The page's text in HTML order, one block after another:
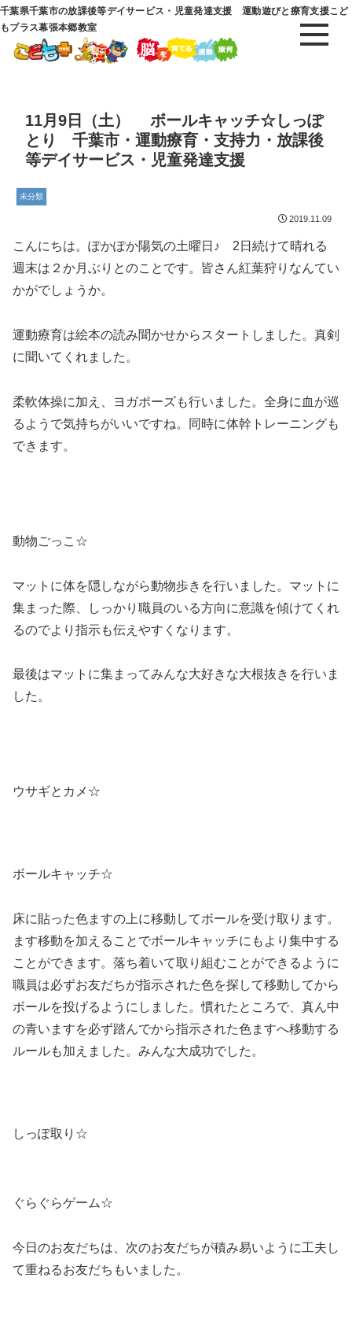
千葉県千葉市の放課後等デイサービス・児童発達支援 運動遊びと療育支援こど
もプラス幕張本郷教室
11月9日（土） ボールキャッチ☆しっぽ
とり 千葉市・運動療育・支持力・放課後
等デイサービス・児童発達支援
未分類
2019.11.09
こんにちは。ぽかぽか陽気の土曜日♪ 2日続けて晴れる
週末は２か月ぶりとのことです。皆さん紅葉狩りなんてい
かがでしょうか。
運動療育は絵本の読み聞かせからスタートしました。真剣
に聞いてくれました。
柔軟体操に加え、ヨガポーズも行いました。全身に血が巡
るようで気持ちがいいですね。同時に体幹トレーニングも
できます。
動物ごっこ☆
マットに体を隠しながら動物歩きを行いました。マットに
集まった際、しっかり職員のいる方向に意識を傾けてくれ
るのでより指示も伝えやすくなります。
最後はマットに集まってみんな大好きな大根抜きを行いま
した。
ウサギとカメ☆
ボールキャッチ☆
床に貼った色ますの上に移動してボールを受け取ります。
ます移動を加えることでボールキャッチにもより集中する
ことができます。落ち着いて取り組むことができるように
職員は必ずお友だちが指示された色を探して移動してから
ボールを投げるようにしました。慣れたところで、真ん中
の青いますを必ず踏んでから指示された色ますへ移動する
ルールも加えました。みんな大成功でした。
しっぽ取り☆
ぐらぐらゲーム☆
今日のお友だちは、次のお友だちが積み易いように工夫し
て重ねるお友だちもいました。